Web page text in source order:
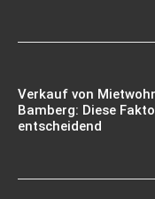
Verkauf von
Bamberg: Diese
entscheidend